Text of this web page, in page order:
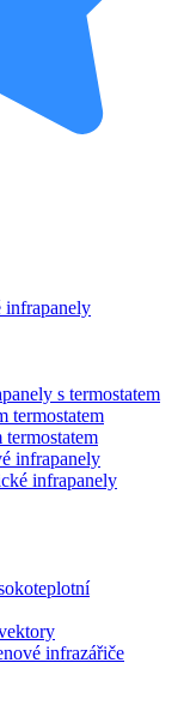
infrapanely
s termostatem
termostatem
infrapanely
infrapanely
infrazářiče